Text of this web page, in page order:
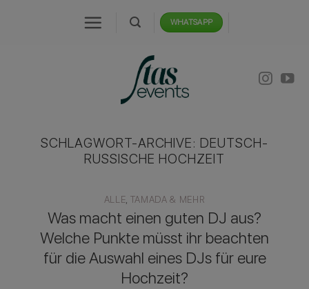
WHATSAPP
SCHLAGWORT-ARCHIVE: DEUTSCH-
RUSSISCHE HOCHZEIT
ALLE TAMADA & MEHR
Was macht einen guten DJ aus?
Welche Punkte müsst ihr beachten
für die Auswahl eines DJs für eure
Hochzeit?